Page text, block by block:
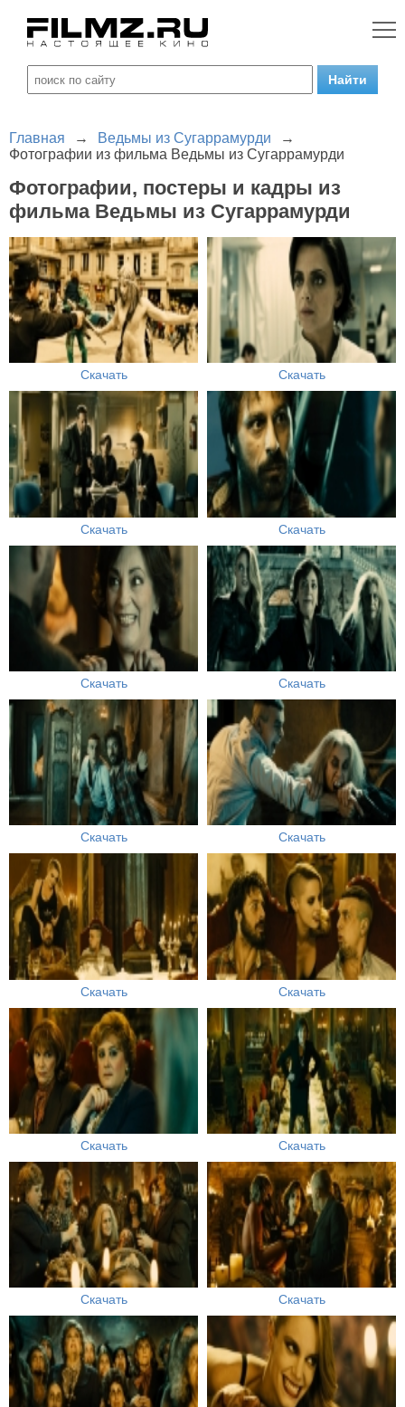
Главная → Ведьмы из Сугаррамурди
→
Фотографии из фильма Ведьмы из Сугаррамурди
Фотографии, постеры и кадры из
фильма Ведьмы из Сугаррамурди
Скачать Скачать
Скачать Скачать
Скачать Скачать
Скачать Скачать
Скачать Скачать
Скачать Скачать
Скачать Скачать